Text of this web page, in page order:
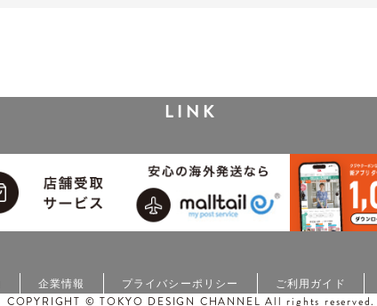
LINK
企業情報 プライバシーポリシー ご利用ガイド
COPYRIGHT © TOKYO DESIGN CHANNEL All rights reserved.